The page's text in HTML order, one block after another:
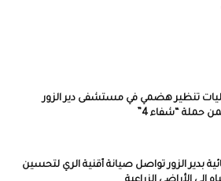
7 عمليات تنظير هضمي في مستشفى دير الزور
حملة “شفاء 4”
بدير الزور تواصل صيانة أقنية الري لتحسين